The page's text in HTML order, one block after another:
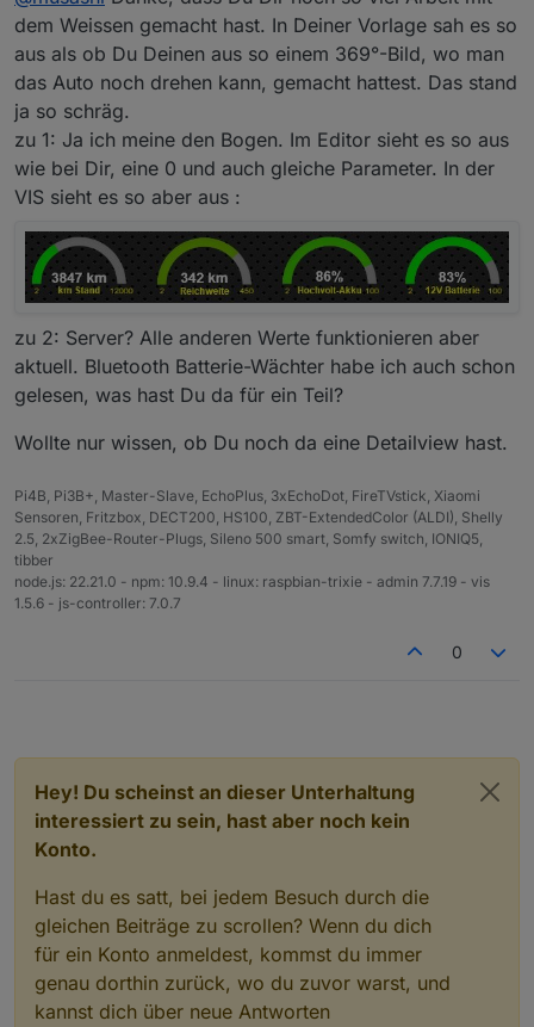
transparentem Hintergrund:
.
Meinst du beim Bogen der die Reichweite
anzeigen soll, da wo eigentlich eine "Null"
stehen sollte?
Bei mir war der Wert auch mal eine Weile
App auf dem Handy. Aber jetzt funktioniert es
mal das es am Bluelink Server liegt.
Ich logge die Daten auch zusätzlich mit einem
Bluetooth Batterie-Wächter...
Nein eine solche Icon Sammlung habe ich leider
nicht. Meine Visu läuft auf einem iPad das im
dem Weissen gemacht hast. In Deiner Vorlage sah es so
aus als ob Du Deinen aus so einem 369°-Bild, wo man
das Auto noch drehen kann, gemacht hattest. Das stand
ja so schräg.
zu 1: Ja ich meine den Bogen. Im Editor sieht es so aus
wie bei Dir, eine 0 und auch gleiche Parameter. In der
VIS sieht es so aber aus :
zu 2: Server? Alle anderen Werte funktionieren aber
aktuell. Bluetooth Batterie-Wächter habe ich auch schon
gelesen, was hast Du da für ein Teil?
Wollte nur wissen, ob Du noch da eine Detailview hast.
Pi4B, Pi3B+, Master-Slave, EchoPlus, 3xEchoDot, FireTVstick, Xiaomi
Sensoren, Fritzbox, DECT200, HS100, ZBT-ExtendedColor (ALDI), Shelly
2.5, 2xZigBee-Router-Plugs, Sileno 500 smart, Somfy switch, IONIQ5,
tibber
node.js: 22.21.0 - npm: 10.9.4 - linux: raspbian-trixie - admin 7.7.19 - vis
1.5.6 - js-controller: 7.0.7
0
Hey! Du scheinst an dieser Unterhaltung
interessiert zu sein, hast aber noch kein
Konto.
Hast du es satt, bei jedem Besuch durch die
gleichen Beiträge zu scrollen? Wenn du dich
für ein Konto anmeldest, kommst du immer
genau dorthin zurück, wo du zuvor warst, und
kannst dich über neue Antworten